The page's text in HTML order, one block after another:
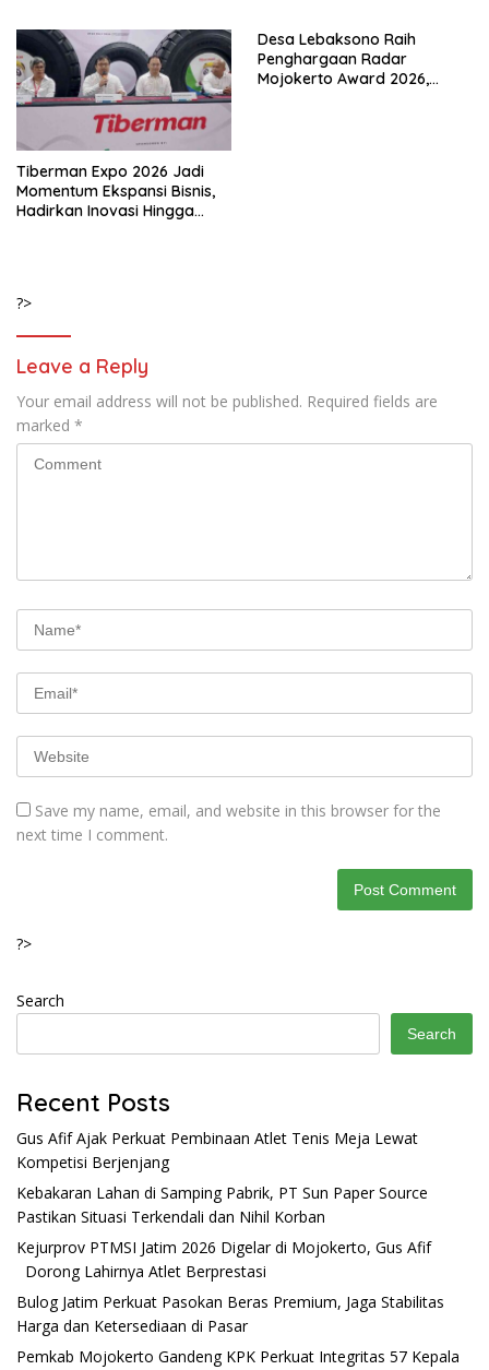
Tiberman Expo 2026 Jadi
Momentum Ekspansi Bisnis,
Hadirkan Inovasi Hingga
Desa Lebaksono Raih
Penghargaan Radar
Mojokerto Award 2026,
?>
Leave a Reply
Your email address will not be published. Required fields are
marked *
Save my name, email, and website in this browser for the
next time I comment.
?>
Search
Search
Recent Posts
Gus Afif Ajak Perkuat Pembinaan Atlet Tenis Meja Lewat
Kompetisi Berjenjang
Kebakaran Lahan di Samping Pabrik, PT Sun Paper Source
Pastikan Situasi Terkendali dan Nihil Korban
Kejurprov PTMSI Jatim 2026 Digelar di Mojokerto, Gus Afif
Dorong Lahirnya Atlet Berprestasi
Bulog Jatim Perkuat Pasokan Beras Premium, Jaga Stabilitas
Harga dan Ketersediaan di Pasar
Pemkab Mojokerto Gandeng KPK Perkuat Integritas 57 Kepala